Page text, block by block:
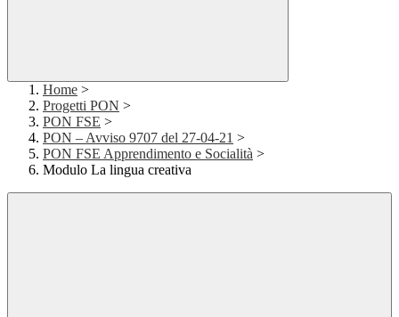
Home >
Progetti PON >
PON FSE >
PON – Avviso 9707 del 27-04-21 >
PON FSE Apprendimento e Socialità >
Modulo La lingua creativa